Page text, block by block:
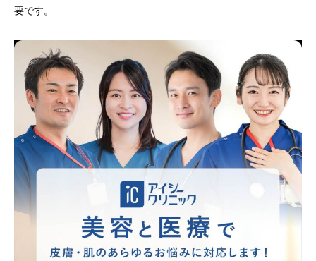
要です。